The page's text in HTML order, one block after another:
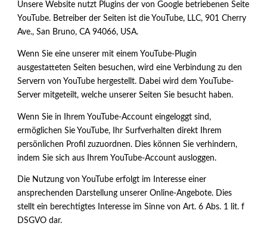
Unsere Website nutzt Plugins der von Google betriebenen Seite
YouTube. Betreiber der Seiten ist die YouTube, LLC, 901 Cherry
Ave., San Bruno, CA 94066, USA.
Wenn Sie eine unserer mit einem YouTube-Plugin
ausgestatteten Seiten besuchen, wird eine Verbindung zu den
Servern von YouTube hergestellt. Dabei wird dem YouTube-
Server mitgeteilt, welche unserer Seiten Sie besucht haben.
Wenn Sie in Ihrem YouTube-Account eingeloggt sind,
ermöglichen Sie YouTube, Ihr Surfverhalten direkt Ihrem
persönlichen Profil zuzuordnen. Dies können Sie verhindern,
indem Sie sich aus Ihrem YouTube-Account ausloggen.
Die Nutzung von YouTube erfolgt im Interesse einer
ansprechenden Darstellung unserer Online-Angebote. Dies
stellt ein berechtigtes Interesse im Sinne von Art. 6 Abs. 1 lit. f
DSGVO dar.